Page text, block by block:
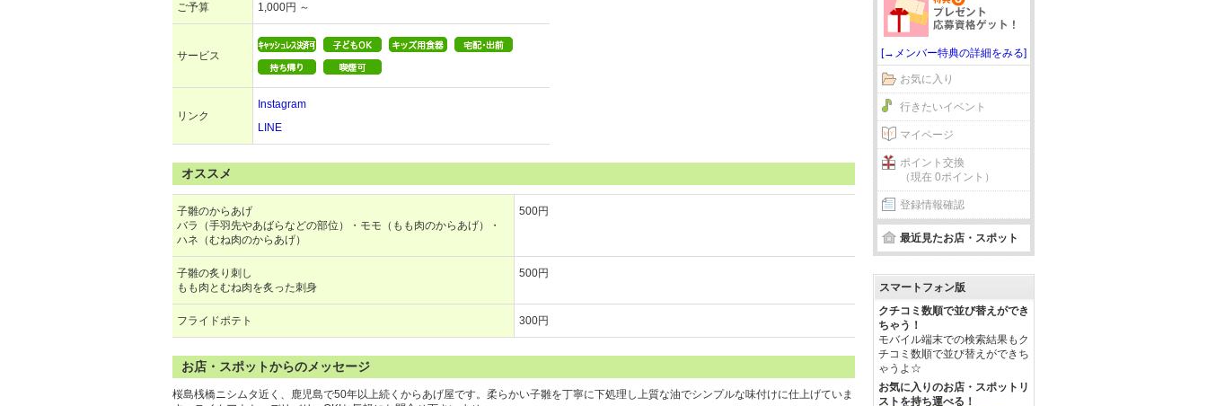
ご予算 1,000円 ～
サービス
リンク
Instagram
LINE
オススメ
子雛のからあげ
バラ（手羽先やあばらなどの部位）・モモ（もも肉のからあげ）・
ハネ（むね肉のからあげ）
500円
子雛の炙り刺し
もも肉とむね肉を炙った刺身
500円
フライドポテト 300円
お店・スポットからのメッセージ
桜島桟橋ニシムタ近く、鹿児島で50年以上続くからあげ屋です。柔らかい子雛を丁寧に下処理し上質な油でシンプルな味付けに仕上げていま
[→メンバー特典の詳細をみる]
お気に入り
行きたいイベント
マイページ
ポイント交換
（現在 0ポイント）
登録情報確認
最近見たお店・スポット
スマートフォン版
クチコミ数順で並び替えができ
ちゃう！
モバイル端末での検索結果もク
チコミ数順で並び替えができち
ゃうよ☆
お気に入りのお店・スポットリ
ストを持ち運べる！